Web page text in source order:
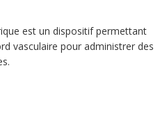
est un dispositif permettant
vasculaire pour administrer des